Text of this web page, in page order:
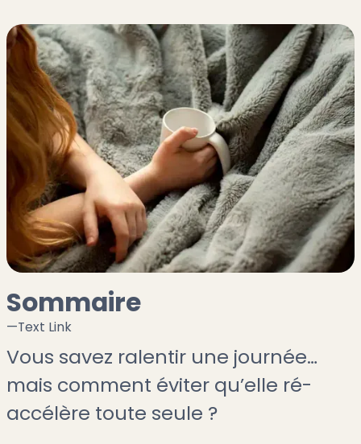
Sommaire
—Text Link
Vous savez ralentir une journée…
mais comment éviter qu’elle ré-
accélère toute seule ?